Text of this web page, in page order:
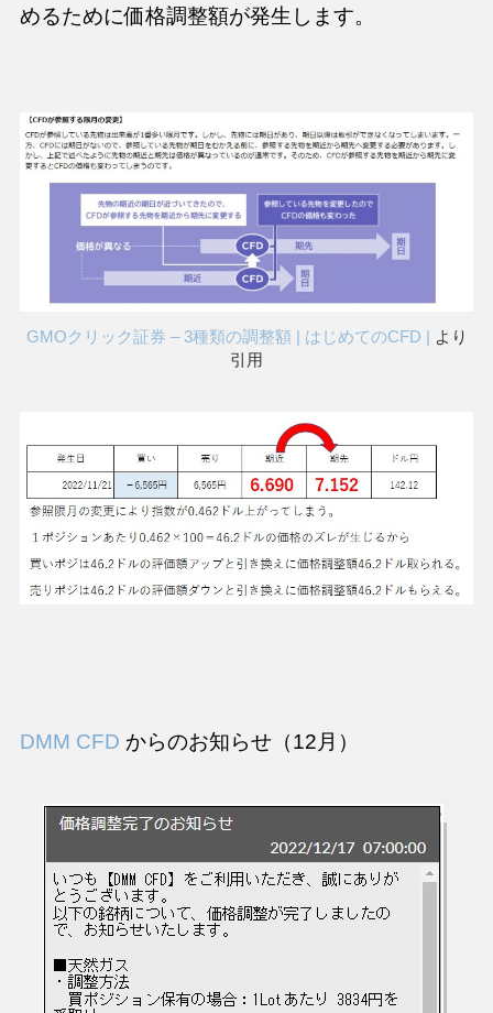
めるために価格調整額が発生します。
GMOクリック証券 – 3種類の調整額 | はじめてのCFD | より
引用
DMM CFD からのお知らせ（12月）